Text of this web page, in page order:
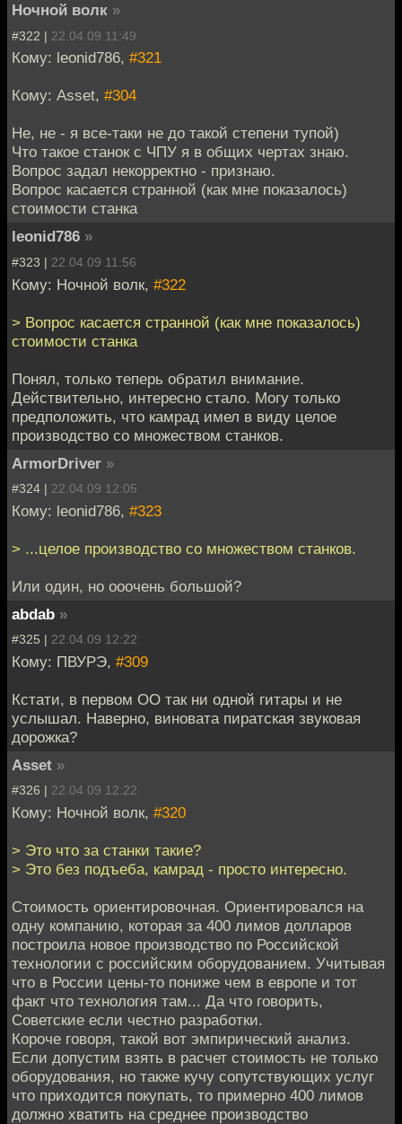
Ночной волк »
#322 | 22.04.09 11:49
Кому: leonid786, #321
Кому: Asset, #304
Не, не - я все-таки не до такой степени тупой)
Что такое станок с ЧПУ я в общих чертах знаю.
Вопрос задал некорректно - признаю.
Вопрос касается странной (как мне показалось)
стоимости станка
leonid786 »
#323 | 22.04.09 11:56
Кому: Ночной волк, #322
> Вопрос касается странной (как мне показалось)
стоимости станка
Понял, только теперь обратил внимание.
Действительно, интересно стало. Могу только
предположить, что камрад имел в виду целое
производство со множеством станков.
ArmorDriver »
#324 | 22.04.09 12:05
Кому: leonid786, #323
> ...целое производство со множеством станков.
Или один, но ооочень большой?
abdab »
#325 | 22.04.09 12:22
Кому: ПВУРЭ, #309
Кстати, в первом ОО так ни одной гитары и не
услышал. Наверно, виновата пиратская звуковая
дорожка?
Asset »
#326 | 22.04.09 12:22
Кому: Ночной волк, #320
> Это что за станки такие?
> Это без подъеба, камрад - просто интересно.
Стоимость ориентировочная. Ориентировался на
одну компанию, которая за 400 лимов долларов
построила новое производство по Российской
технологии с российским оборудованием. Учитывая
что в России цены-то пониже чем в европе и тот
факт что технология там... Да что говорить,
Советские если честно разработки.
Короче говоря, такой вот эмпирический анализ.
Если допустим взять в расчет стоимость не только
оборудования, но также кучу сопутствующих услуг
что приходится покупать, то примерно 400 лимов
должно хватить на среднее производство